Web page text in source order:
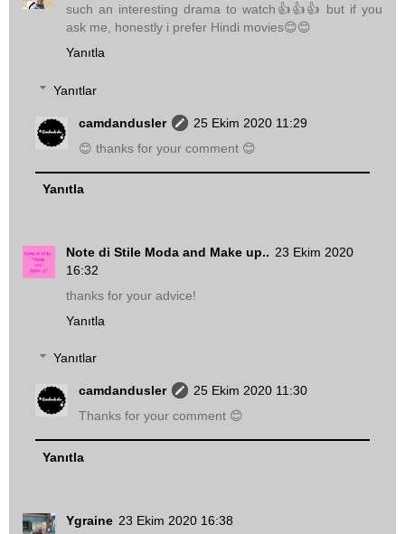
such an interesting drama to watch👍👍👍 but if you
ask me, honestly i prefer Hindi movies😊😊
Yanıtla
Yanıtlar
camdandusler
25 Ekim 2020 11:29
😊 thanks for your comment 😊
Yanıtla
Note di Stile Moda and Make up.. 23 Ekim 2020
16:32
thanks for your advice!
Yanıtla
Yanıtlar
camdandusler
25 Ekim 2020 11:30
Thanks for your comment 😊
Yanıtla
Ygraine 23 Ekim 2020 16:38